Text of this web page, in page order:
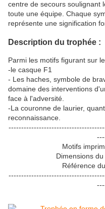
centre de secours soulignant
toute une équipe. Chaque
représente une signification
Description du trophée :
Parmi les motifs figurant sur
-le casque F1
- Les haches, symbole de
domaine des interventions
face à l'adversité.
-La couronne de laurier,
reconnaissance.
Motifs
Dimensions
Référence